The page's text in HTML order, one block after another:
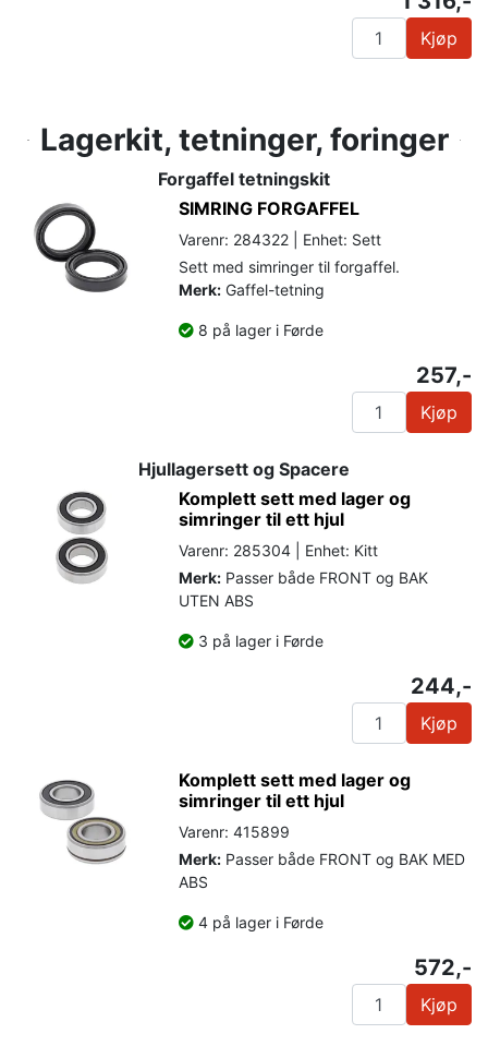
Kjøp
Lagerkit, tetninger, foringer
Forgaffel tetningskit
SIMRING FORGAFFEL
Varenr: 284322 | Enhet: Sett
Sett med simringer til forgaffel.
Merk: Gaffel-tetning
8 på lager i Førde
257,-
Kjøp
Hjullagersett og Spacere
Komplett sett med lager og
simringer til ett hjul
Varenr: 285304 | Enhet: Kitt
Merk: Passer både FRONT og BAK
UTEN ABS
3 på lager i Førde
244,-
Kjøp
Komplett sett med lager og
simringer til ett hjul
Varenr: 415899
Merk: Passer både FRONT og BAK MED
ABS
4 på lager i Førde
572,-
Kjøp